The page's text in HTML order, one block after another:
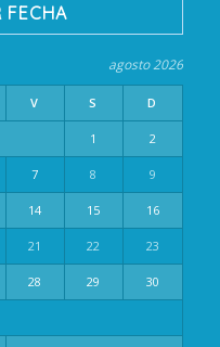
FECHA
agosto 2026
V S D
1 2
7 8 9
14 15 16
21 22 23
28 29 30